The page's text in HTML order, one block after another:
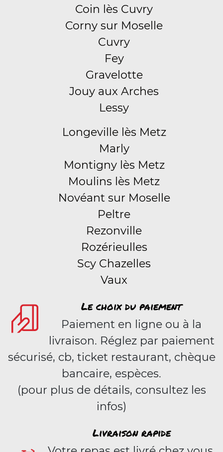
Coin lès Cuvry
Corny sur Moselle
Cuvry
Fey
Gravelotte
Jouy aux Arches
Lessy
Longeville lès Metz
Marly
Montigny lès Metz
Moulins lès Metz
Novéant sur Moselle
Peltre
Rezonville
Rozérieulles
Scy Chazelles
Vaux
Le choix du paiement
Paiement en ligne ou à la
livraison. Réglez par paiement
sécurisé, cb, ticket restaurant, chèque
bancaire, espèces.
(pour plus de détails, consultez les
infos)
Livraison rapide